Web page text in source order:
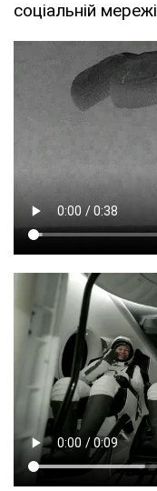
соціальній мережі